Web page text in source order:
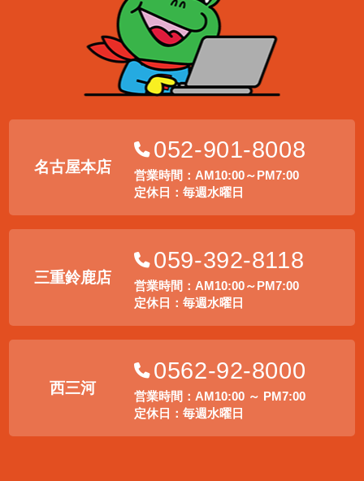
名古屋本店
052-901-8008
営業時間：AM10:00～PM7:00
定休日：毎週水曜日
三重鈴鹿店
059-392-8118
営業時間：AM10:00～PM7:00
定休日：毎週水曜日
西三河
0562-92-8000
営業時間：AM10:00 ～ PM7:00
定休日：毎週水曜日